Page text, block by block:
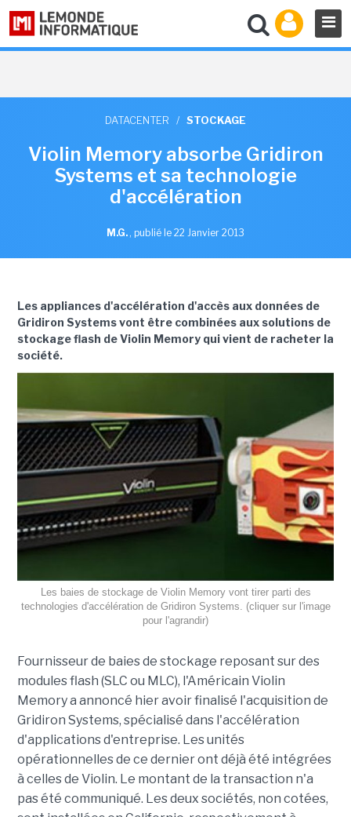
DATACENTER / STOCKAGE
Violin Memory absorbe Gridiron
Systems et sa technologie
d'accélération
M.G. , publié le 22 Janvier 2013
Les appliances d'accélération d'accès aux données de
Gridiron Systems vont être combinées aux solutions de
stockage flash de Violin Memory qui vient de racheter la
société.
Les baies de stockage de Violin Memory vont tirer parti des
technologies d'accélération de Gridiron Systems. (cliquer sur l'image
pour l'agrandir)
Fournisseur de baies de stockage reposant sur des
modules flash (SLC ou MLC), l'Américain Violin
Memory a annoncé hier avoir finalisé l'acquisition de
Gridiron Systems, spécialisé dans l'accélération
d'applications d'entreprise. Les unités
opérationnelles de ce dernier ont déjà été intégrées
à celles de Violin. Le montant de la transaction n'a
pas été communiqué. Les deux sociétés, non cotées,